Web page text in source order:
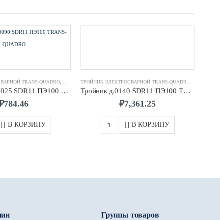
TRANS-QUADRO
TRANS-QUADRO ФИТИНГИ ЭЛЕКТРОСВАРНЫЕ TRANS-QUADRO
Отвод 90° д.0025 SDR11 ПЭ100 TRANS-QUADRO
784.46
В КОРЗИНУ
Тройник д.0140 SDR11 ПЭ100 TRANS-QUADRO
₽7,361.25
В КОРЗИНУ
Группы товаров